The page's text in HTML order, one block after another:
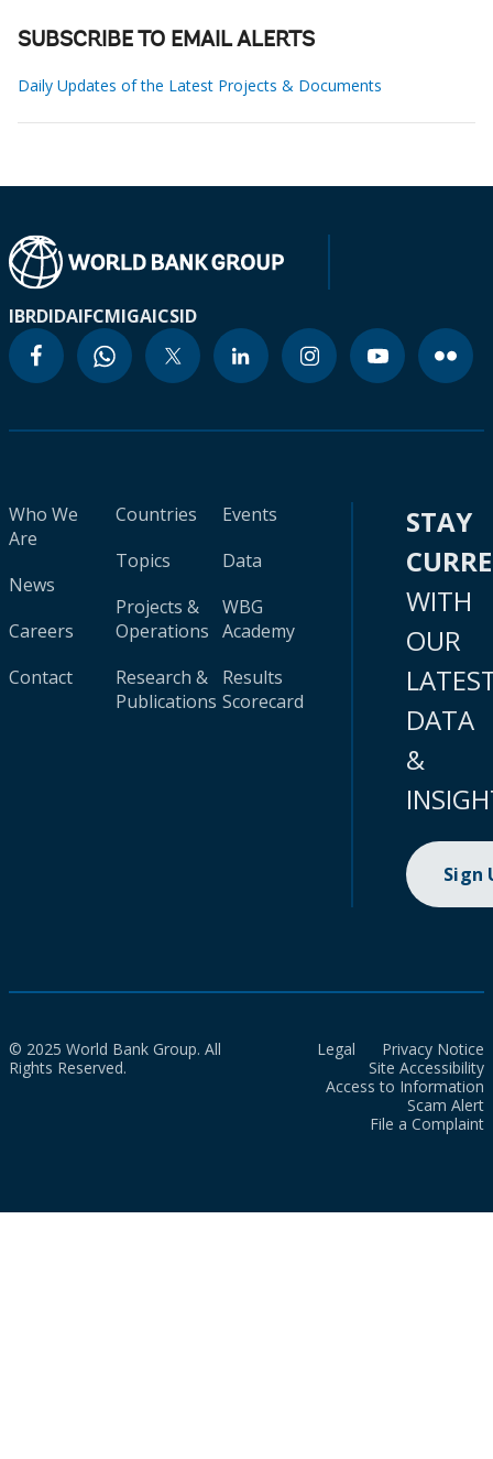
SUBSCRIBE TO EMAIL ALERTS
Daily Updates of the Latest Projects & Documents
IBRDIDAIFCMIGAICSID
Who We
Are
News
Careers
Contact
Countries
Topics
Projects &
Operations
Research &
Publications
Events
Data
WBG
Academy
Results
Scorecard
STAY
WITH
OUR
DATA
&
Sign
© 2025 World Bank Group. All
Rights Reserved.
Legal
Privacy Notice
Site Accessibility
Access to Information
Scam Alert
File a Complaint